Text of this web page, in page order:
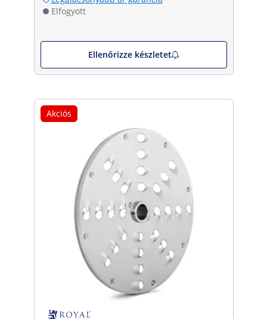
Elfogyott
Ellenőrizze készletet
Akciós